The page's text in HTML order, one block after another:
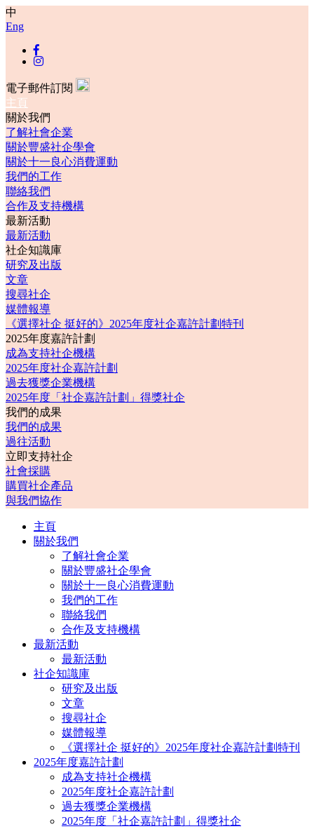
中
Eng
電子郵件訂閱
主頁
關於我們
了解社會企業
關於豐盛社企學會
關於十一良心消費運動
我們的工作
聯絡我們
合作及支持機構
最新活動
最新活動
社企知識庫
研究及出版
文章
搜尋社企
媒體報導
《選擇社企 挺好的》2025年度社企嘉許計劃特刊
2025年度嘉許計劃
成為支持社企機構
2025年度社企嘉許計劃
過去獲獎企業機構
2025年度「社企嘉許計劃」得獎社企
我們的成果
我們的成果
過往活動
立即支持社企
社會採購
購買社企產品
與我們協作
主頁
關於我們
了解社會企業
關於豐盛社企學會
關於十一良心消費運動
我們的工作
聯絡我們
合作及支持機構
最新活動
最新活動
社企知識庫
研究及出版
文章
搜尋社企
媒體報導
《選擇社企 挺好的》2025年度社企嘉許計劃特刊
2025年度嘉許計劃
成為支持社企機構
2025年度社企嘉許計劃
過去獲獎企業機構
2025年度「社企嘉許計劃」得獎社企